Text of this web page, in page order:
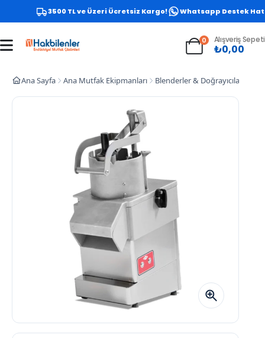
3500 TL ve Üzeri Ücretsiz Kargo! Whatsapp Destek Hattı
0 Alışveriş Sepeti
₺0,00
Ana Sayfa Ana Mutfak Ekipmanları Blenderler & Doğrayıcılar